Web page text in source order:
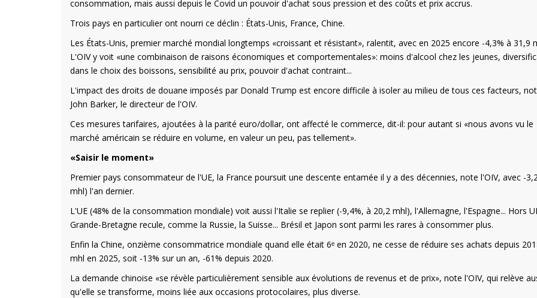
consommation, mais aussi depuis le Covid un pouvoir d'achat sous pression et des coûts et prix accrus.
Trois pays en particulier ont nourri ce déclin : États-Unis, France, Chine.
Les États-Unis, premier marché mondial longtemps «croissant et résistant», ralentit, avec en 2025 encore -4,3% à 31,9
L'OIV y voit «une combinaison de raisons économiques et comportementales»: moins d'alcool chez les jeunes,
dans le choix des boissons, sensibilité au prix, pouvoir d'achat contraint...
L'impact des droits de douane imposés par Donald Trump est encore difficile à isoler au milieu de tous ces facteurs,
John Barker, le directeur de l'OIV.
Ces mesures tarifaires, ajoutées à la parité euro/dollar, ont affecté le commerce, dit-il: pour autant si «nous avons vu le
marché américain se réduire en volume, en valeur un peu, pas tellement».
«Saisir le moment»
Premier pays consommateur de l'UE, la France poursuit une descente entamée il y a des décennies, note l'OIV, avec -
mhl) l'an dernier.
L'UE (48% de la consommation mondiale) voit aussi l'Italie se replier (-9,4%, à 20,2 mhl), l'Allemagne, l'Espagne... Hors
Grande-Bretagne recule, comme la Russie, la Suisse... Brésil et Japon sont parmi les rares à consommer plus.
Enfin la Chine, onzième consommatrice mondiale quand elle était 6ᵉ en 2020, ne cesse de réduire ses achats depuis
mhl en 2025, soit -13% sur un an, -61% depuis 2020.
La demande chinoise «se révèle particulièrement sensible aux évolutions de revenus et de prix», note l'OIV, qui relève
qu'elle se transforme, moins liée aux occasions protocolaires, plus diverse.